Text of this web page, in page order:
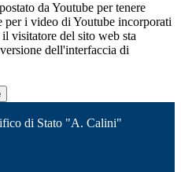
da Youtube per tenere
per i video di Youtube incorporati
visitatore del sito web sta
dell'interfaccia di
di Stato "A. Calini"